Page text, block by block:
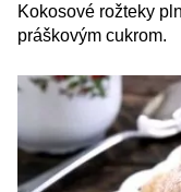
Kokosové rožteky
práškovým cukrom.